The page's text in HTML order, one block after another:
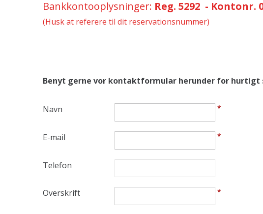
Bankkontooplysninger: Reg. 5292 - Kontonr.
(Husk at referere til dit reservationsnummer)
Benyt gerne vor kontaktformular herunder for hurtigt
Navn *
E-mail *
Telefon
Overskrift *